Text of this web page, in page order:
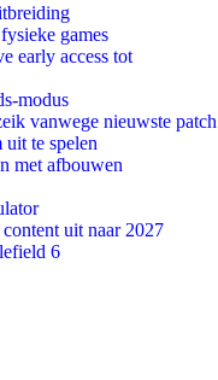
games
early access tot
modus
vanwege nieuwste patch
te spelen
met afbouwen
uit naar 2027
6